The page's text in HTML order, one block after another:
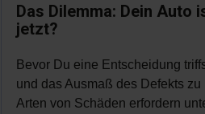
Das Dilemma: Dein Auto
jetzt?
Bevor Du eine Entscheidung
und das Ausmaß des Defekts
Arten von Schäden erfordern